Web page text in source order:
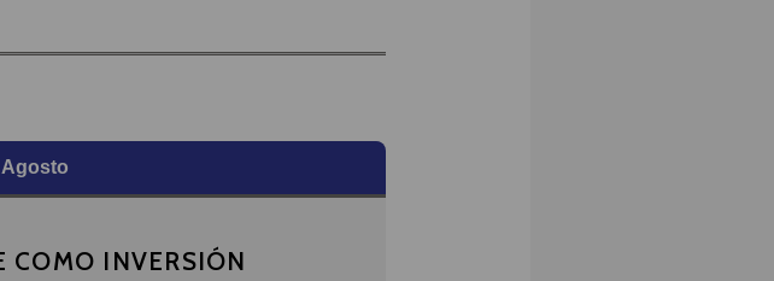
Agosto
COMO INVERSIÓN